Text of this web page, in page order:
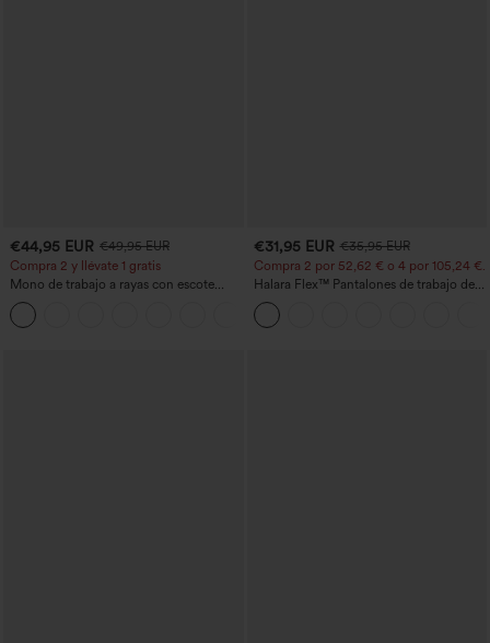
€44,95 EUR €49,95 EUR
Compra 2 y llévate 1 gratis
Mono de trabajo a rayas con escote
barco, sin mangas, lazo lateral, tacto
Cool Touch y bolsillos - Edición Easy
Peezy
€31,95 EUR €35,95 EUR
Compra 2 por 52,62 € o 4 por 105,24 €.
Halara Flex™ Pantalones de trabajo de
talle alto, moldeadores del cuerpo, que
estilizan la cintura, con bolsillos, de
pierna ancha en micro‑waffle